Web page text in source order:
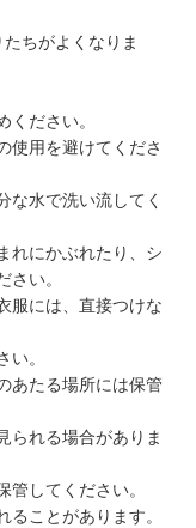
ちがよくなりま
ださい。
使用を避けてくださ
水で洗い流してく
れにかぶれたり、シ
さい。
服には、直接つけな
。
あたる場所には保管
られる場合がありま
してください。
ことがあります。